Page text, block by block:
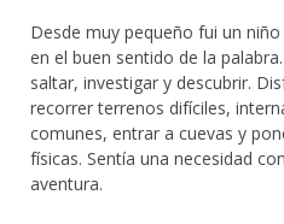
Desde muy pequeño fui un
en el buen sentido de la
saltar, investigar y descubrir.
recorrer terrenos difíciles,
comunes, entrar a cuevas y
físicas. Sentía una necesidad
aventura.